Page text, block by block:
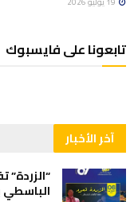
تابعونا على فايسبوك
آخر الأخبار
“الزردة”